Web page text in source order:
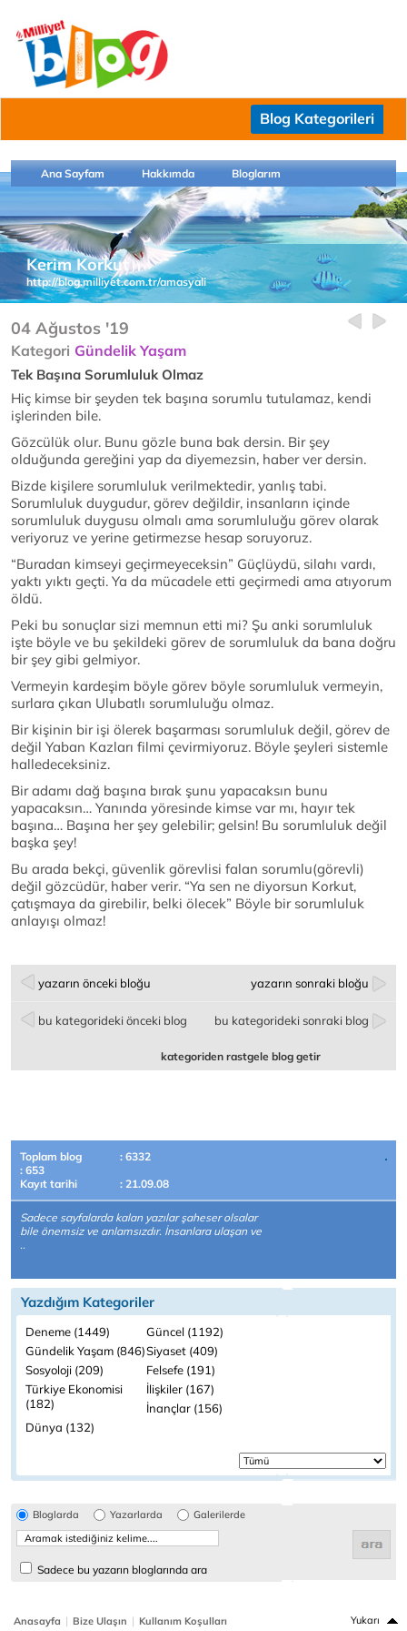
Blog Kategorileri
Ana Sayfam Hakkımda Bloglarım
Kerim Korkut
http://blog.milliyet.com.tr/amasyali
04 Ağustos '19
Kategori Gündelik Yaşam
Tek Başına Sorumluluk Olmaz
Hiç kimse bir şeyden tek başına sorumlu tutulamaz, kendi
işlerinden bile.
Gözcülük olur. Bunu gözle buna bak dersin. Bir şey
olduğunda gereğini yap da diyemezsin, haber ver dersin.
Bizde kişilere sorumluluk verilmektedir, yanlış tabi.
Sorumluluk duygudur, görev değildir, insanların içinde
sorumluluk duygusu olmalı ama sorumluluğu görev olarak
veriyoruz ve yerine getirmezse hesap soruyoruz.
“Buradan kimseyi geçirmeyeceksin” Güçlüydü, silahı vardı,
yaktı yıktı geçti. Ya da mücadele etti geçirmedi ama atıyorum
öldü.
Peki bu sonuçlar sizi memnun etti mi? Şu anki sorumluluk
işte böyle ve bu şekildeki görev de sorumluluk da bana doğru
bir şey gibi gelmiyor.
Vermeyin kardeşim böyle görev böyle sorumluluk vermeyin,
surlara çıkan Ulubatlı sorumluluğu olmaz.
Bir kişinin bir işi ölerek başarması sorumluluk değil, görev de
değil Yaban Kazları filmi çevirmiyoruz. Böyle şeyleri sistemle
halledeceksiniz.
Bir adamı dağ başına bırak şunu yapacaksın bunu
yapacaksın… Yanında yöresinde kimse var mı, hayır tek
başına… Başına her şey gelebilir; gelsin! Bu sorumluluk değil
başka şey!
Bu arada bekçi, güvenlik görevlisi falan sorumlu(görevli)
değil gözcüdür, haber verir. “Ya sen ne diyorsun Korkut,
çatışmaya da girebilir, belki ölecek” Böyle bir sorumluluk
anlayışı olmaz!
yazarın önceki bloğu yazarın sonraki bloğu
bu kategorideki önceki blog bu kategorideki sonraki blog
kategoriden rastgele blog getir
Toplam blog
: 6332
: 653
Kayıt tarihi
: 21.09.08
Sadece sayfalarda kalan yazılar şaheser olsalar
bile önemsiz ve anlamsızdır. İnsanlara ulaşan ve
..
Yazdığım Kategoriler
Deneme (1449)
Güncel (1192)
Gündelik Yaşam (846)Siyaset (409)
Sosyoloji (209)
Felsefe (191)
Türkiye Ekonomisi
(182)
İlişkiler (167)
İnançlar (156)
Dünya (132)
Bloglarda Yazarlarda Galerilerde
Sadece bu yazarın bloglarında ara
Anasayfa | Bize Ulaşın | Kullanım Koşulları Yukarı